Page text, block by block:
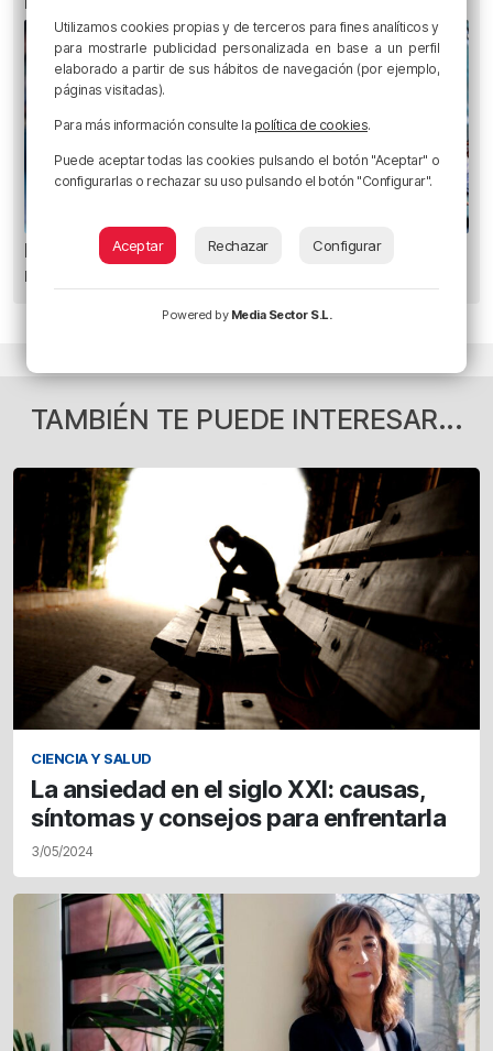
Las 10 mejores canciones de la historia de los
mundiales
TAMBIÉN TE PUEDE INTERESAR...
CIENCIA Y SALUD
La ansiedad en el siglo XXI: causas,
síntomas y consejos para enfrentarla
3/05/2024
Utilizamos cookies propias y de terceros para fines analíticos y
para mostrarle publicidad personalizada en base a un perfil
elaborado a partir de sus hábitos de navegación (por ejemplo,
páginas visitadas).
Para más información consulte la política de cookies.
Puede aceptar todas las cookies pulsando el botón "Aceptar" o
configurarlas o rechazar su uso pulsando el botón "Configurar".
Aceptar Rechazar Configurar
Powered by Media Sector S.L.